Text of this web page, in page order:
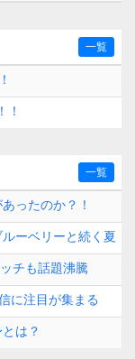
一覧
！
一覧
ったのか？！
ーベリーと続く夏
チも話題沸騰
に注目が集まる
は？